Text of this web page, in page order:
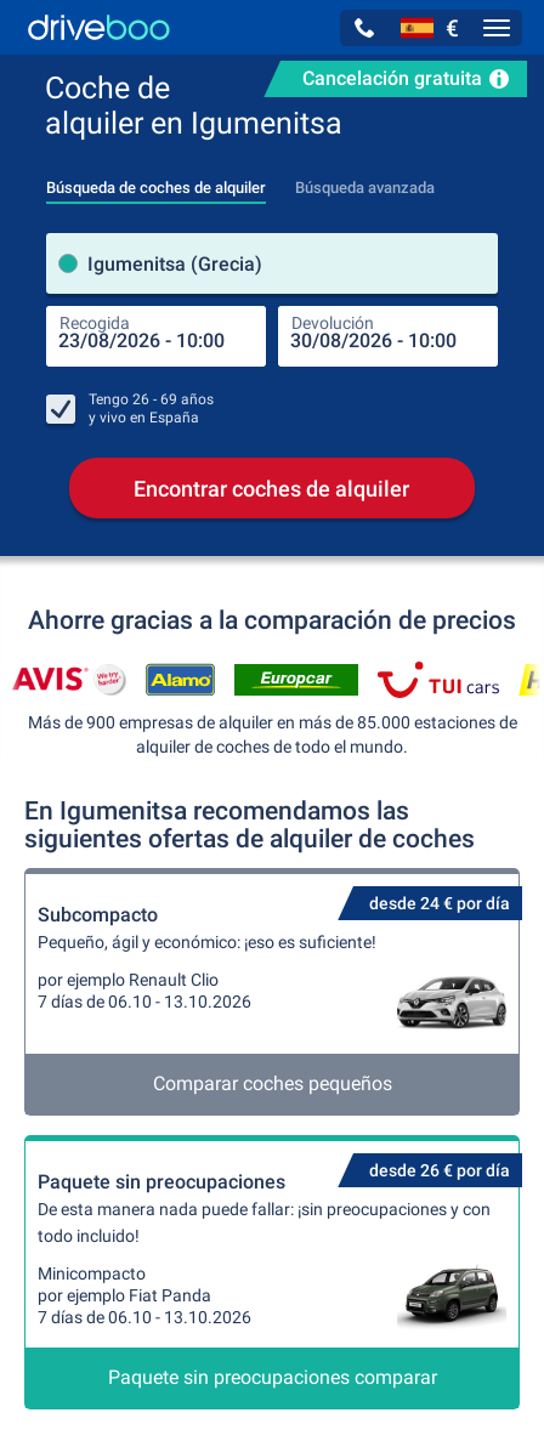
€
Cancelación gratuita
Coche de
alquiler en Igumenitsa
Búsqueda de coches de alquiler Búsqueda avanzada
Igumenitsa (Grecia)
Recogida Devolución
Tengo 26 - 69 años
y vivo en España
Encontrar coches de alquiler
Ahorre gracias a la comparación de precios
Más de 900 empresas de alquiler en más de 85.000 estaciones de
alquiler de coches de todo el mundo.
En Igumenitsa recomendamos las
siguientes ofertas de alquiler de coches
desde 24 € por día
Subcompacto
Pequeño, ágil y económico: ¡eso es suficiente!
por ejemplo Renault Clio
7 días de 06.10 - 13.10.2026
Comparar coches pequeños
desde 26 € por día
Paquete sin preocupaciones
De esta manera nada puede fallar: ¡sin preocupaciones y con
todo incluido!
Minicompacto
por ejemplo Fiat Panda
7 días de 06.10 - 13.10.2026
Paquete sin preocupaciones comparar